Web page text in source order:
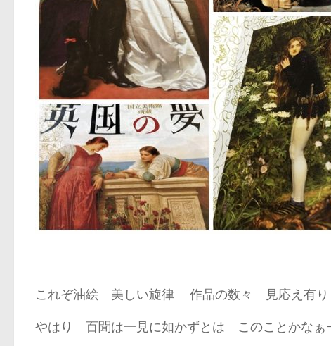
これぞ油絵 美しい旋律 作品の数々 見応え有
やはり 百聞は一見に如かずとは このことかな